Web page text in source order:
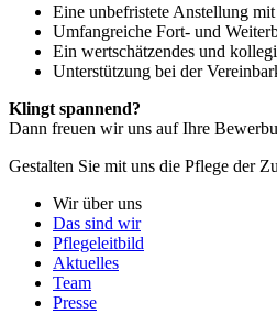
Eine unbefristete Anstellung
Umfangreiche Fort- und
Ein wertschätzendes und
Unterstützung bei der
Klingt spannend?
Dann freuen wir uns auf Ihre
Gestalten Sie mit uns die Pflege der
Wir über uns
Das sind wir
Pflegeleitbild
Aktuelles
Team
Presse